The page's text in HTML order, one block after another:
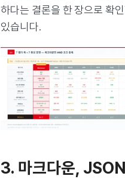
하다는 결론을 한 장으로 확
있습니다.
3. 마크다운,